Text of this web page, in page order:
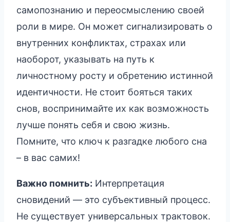
самопознанию и переосмыслению своей
роли в мире. Он может сигнализировать о
внутренних конфликтах, страхах или
наоборот, указывать на путь к
личностному росту и обретению истинной
идентичности. Не стоит бояться таких
снов, воспринимайте их как возможность
лучше понять себя и свою жизнь.
Помните, что ключ к разгадке любого сна
– в вас самих!
Важно помнить: Интерпретация
сновидений — это субъективный процесс.
Не существует универсальных трактовок.